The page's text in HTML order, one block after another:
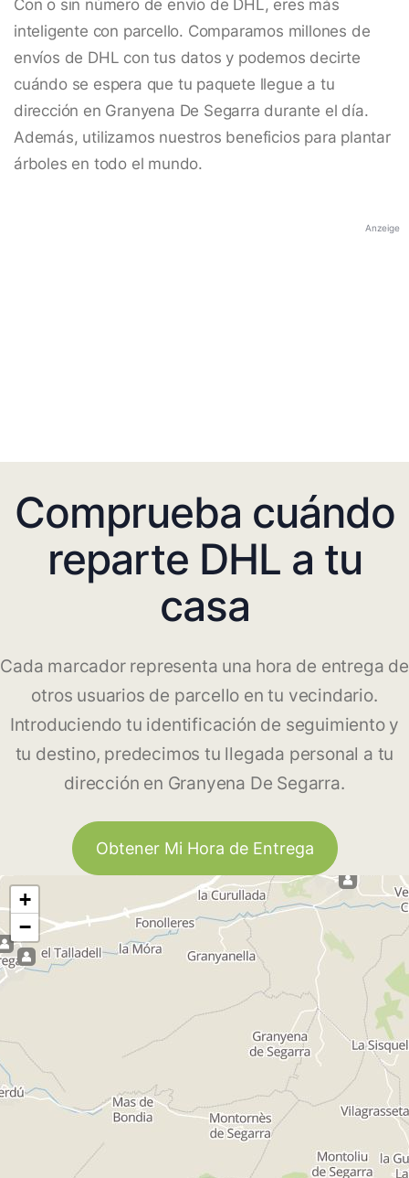
Con o sin número de envío de DHL, eres más
inteligente con parcello. Comparamos millones de
envíos de DHL con tus datos y podemos decirte
cuándo se espera que tu paquete llegue a tu
dirección en Granyena De Segarra durante el día.
Además, utilizamos nuestros beneficios para plantar
árboles en todo el mundo.
Anzeige
Comprueba cuándo
reparte DHL a tu
casa
Cada marcador representa una hora de entrega de
otros usuarios de parcello en tu vecindario.
Introduciendo tu identificación de seguimiento y
tu destino, predecimos tu llegada personal a tu
dirección en Granyena De Segarra.
Obtener Mi Hora de Entrega
+
−